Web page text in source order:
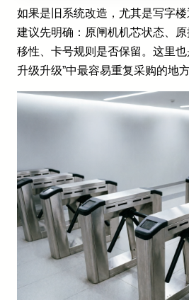
如果是旧系统改造，尤其是写字楼
建议先明确：原闸机机芯状态、
移性、卡号规则是否保留。这里也
升级升级”中最容易重复采购的地方